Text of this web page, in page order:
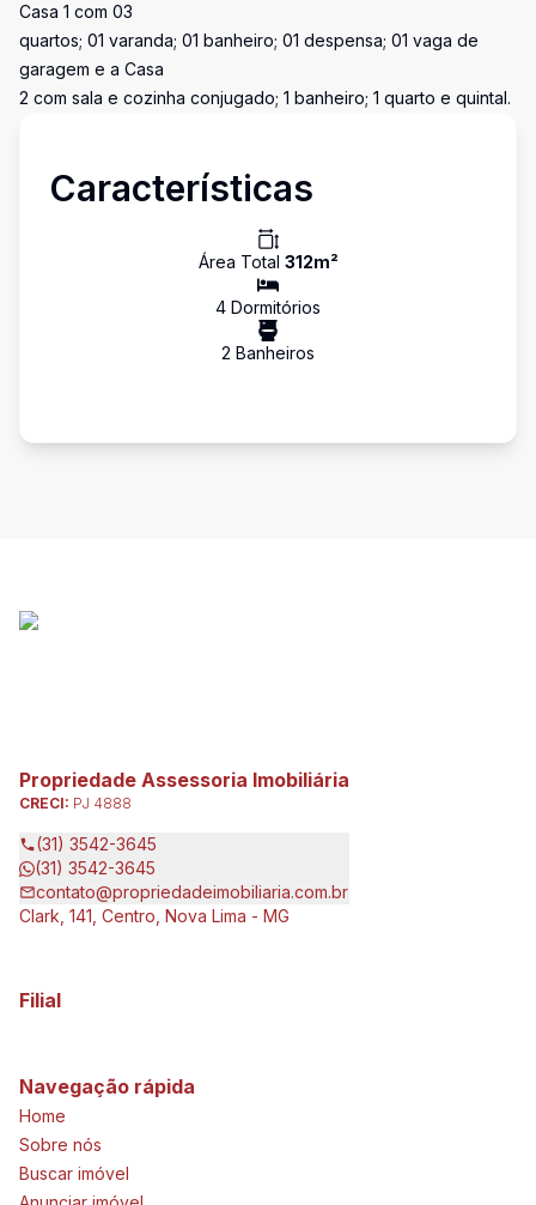
Casa 1 com 03
quartos; 01 varanda; 01 banheiro; 01 despensa; 01 vaga de
garagem e a Casa
2 com sala e cozinha conjugado; 1 banheiro; 1 quarto e quintal.
Características
Área Total 312m²
4 Dormitórios
2 Banheiros
Propriedade Assessoria Imobiliária
CRECI: PJ 4888
(31) 3542-3645
(31) 3542-3645
contato@propriedadeimobiliaria.com.br
Clark, 141, Centro, Nova Lima - MG
Filial
Navegação rápida
Home
Sobre nós
Buscar imóvel